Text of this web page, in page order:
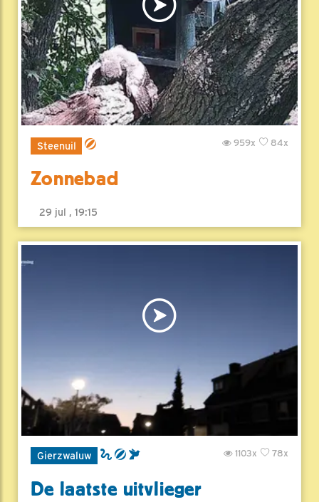
Steenuil 84x
959x
Zonnebad
29 jul , 19:15
Gierzwaluw 78x
1103x
De laatste uitvlieger